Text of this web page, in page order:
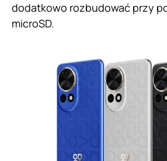
dodatkowo rozbudować przy
microSD.